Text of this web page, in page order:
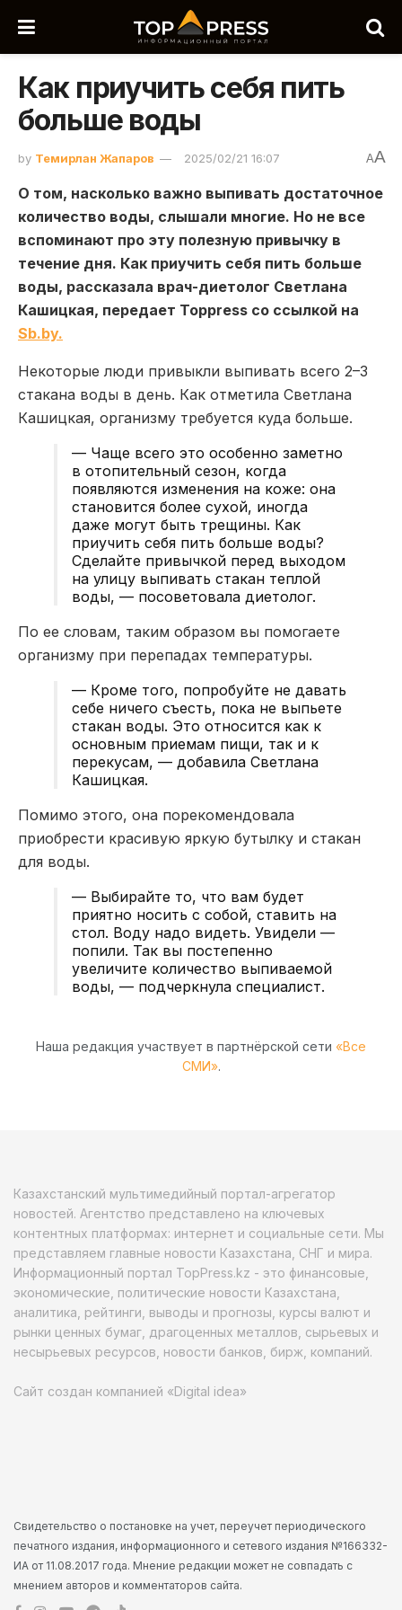
Как приучить себя пить
больше воды
by Темирлан Жапаров 2025/02/21 16:07 AA
О том, насколько важно выпивать достаточное
количество воды, слышали многие. Но не все
вспоминают про эту полезную привычку в
течение дня. Как приучить себя пить больше
воды, рассказала врач-диетолог Светлана
Кашицкая, передает Toppress со ссылкой на
Sb.by.
Некоторые люди привыкли выпивать всего 2–3
стакана воды в день. Как отметила Светлана
Кашицкая, организму требуется куда больше.
— Чаще всего это особенно заметно
в отопительный сезон, когда
появляются изменения на коже: она
становится более сухой, иногда
даже могут быть трещины. Как
приучить себя пить больше воды?
Сделайте привычкой перед выходом
на улицу выпивать стакан теплой
воды, — посоветовала диетолог.
По ее словам, таким образом вы помогаете
организму при перепадах температуры.
— Кроме того, попробуйте не давать
себе ничего съесть, пока не выпьете
стакан воды. Это относится как к
основным приемам пищи, так и к
перекусам, — добавила Светлана
Кашицкая.
Помимо этого, она порекомендовала
приобрести красивую яркую бутылку и стакан
для воды.
— Выбирайте то, что вам будет
приятно носить с собой, ставить на
стол. Воду надо видеть. Увидели —
попили. Так вы постепенно
увеличите количество выпиваемой
воды, — подчеркнула специалист.
Наша редакция участвует в партнёрской сети «Все
СМИ».
Казахстанский мультимедийный портал-агрегатор
новостей. Агентство представлено на ключевых
контентных платформах: интернет и социальные сети. Мы
представляем главные новости Казахстана, СНГ и мира.
Информационный портал TopPress.kz - это финансовые,
экономические, политические новости Казахстана,
аналитика, рейтинги, выводы и прогнозы, курсы валют и
рынки ценных бумаг, драгоценных металлов, сырьевых и
несырьевых ресурсов, новости банков, бирж, компаний.
Сайт создан компанией «Digital idea»
Свидетельство о постановке на учет, переучет периодического
печатного издания, информационного и сетевого издания №166332-
ИА от 11.08.2017 года. Мнение редакции может не совпадать с
мнением авторов и комментаторов сайта.